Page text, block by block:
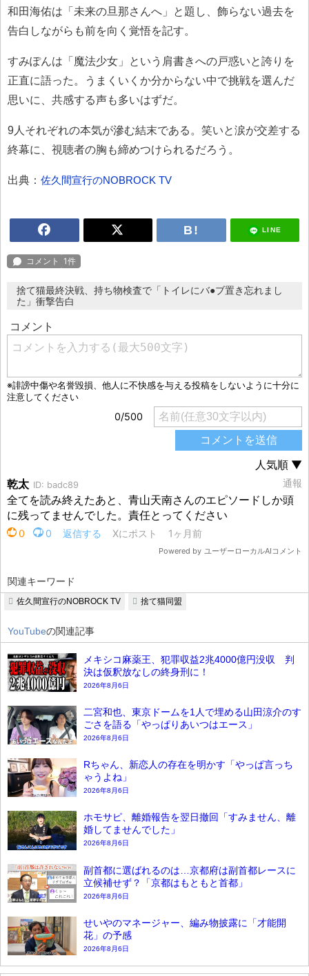
和田海佑は「未来の旦那さんへ」と題し、飾らない過去を
告白しながらも前を向く覚悟を記す。
すみぽんは「魔法少女」という肩書きへの戸惑いと誇りを
正直に語った。うまくいくか分からない中で挑戦を選んだ
思いに、共感する声も多いはずだ。
9人それぞれの本気が滲む結末である。笑いと涙が交差する
終幕に、視聴者の胸も締めつけられるだろう。
出典： 佐久間宣行のNOBROCK TV
LINE
捨て猫最終決戦、持ち物検査で「トイレにバ●ブ置き忘れまし
た」衝撃告白
関連キーワード
佐久間宣行のNOBROCK TV 捨て猫同盟
YouTubeの関連記事
メキシコ麻薬王、犯罪収益2兆4000億円没収 判
決は仮釈放なしの終身刑に！
2026年8月6日
二宮和也、東京ドームを1人で埋める山田涼介のす
ごさを語る「やっぱりあいつはエース」
2026年8月6日
Rちゃん、新恋人の存在を明かす「やっぱ言っち
ゃうよね」
2026年8月6日
ホモサピ、離婚報告を翌日撤回「すみません、離
婚してませんでした」
2026年8月6日
副首都に選ばれるのは…京都府は副首都レースに
立候補せず？「京都はもともと首都」
2026年8月6日
せいやのマネージャー、編み物披露に「才能開
花」の予感
2026年8月6日